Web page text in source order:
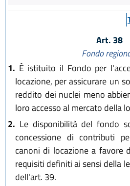
L.R. 22 dicembre
L.R. 29 dicembre
Art. 38
Fondo
1. È istituito il Fondo per
locazione, per assicurare un
reddito dei nuclei meno
loro accesso al mercato della
2. Le disponibilità del fondo
concessione di contributi
canoni di locazione a favore
requisiti definiti ai sensi della
dell'art. 39.